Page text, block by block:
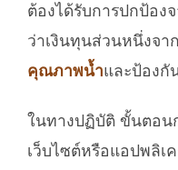
ต้องได้รับการปกป้อง
ว่าเงินทุนส่วนหนึ่งจ
คุณภาพน้ำและป้องกั
ในทางปฏิบัติ ขั้นตอน
เว็บไซต์หรือแอปพลิเ